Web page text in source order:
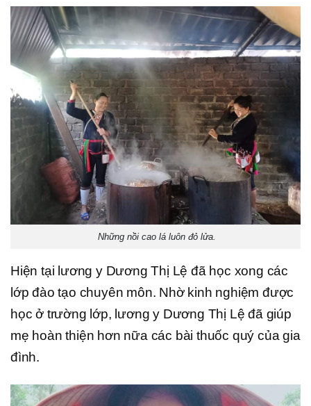
Những nồi cao lá luôn đỏ lửa.
Hiện tại lương y Dương Thị Lệ đã học xong các
lớp đào tạo chuyên môn. Nhờ kinh nghiệm được
học ở trường lớp, lương y Dương Thị Lệ đã giúp
mẹ hoàn thiện hơn nữa các bài thuốc quý của gia
đình.